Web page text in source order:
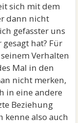
sich mit dem
dann nicht
gefasster uns
hat? Für
Verhalten
Mal in den
nicht merken,
in eine andere
Beziehung
kenne also auch